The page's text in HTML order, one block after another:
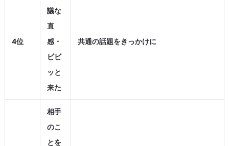
4位
議な
直
感・
ビビ
ッと
来た
共通の話題をきっかけに
相手
のこ
とを